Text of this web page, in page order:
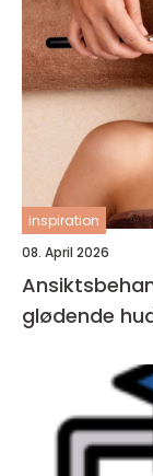
inspiration
08. April 2026
glødende